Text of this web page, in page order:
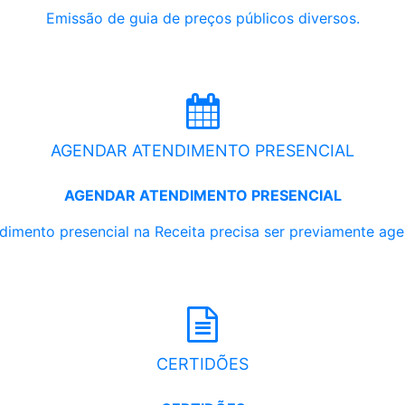
Emissão de guia de preços públicos diversos.
AGENDAR ATENDIMENTO PRESENCIAL
AGENDAR ATENDIMENTO PRESENCIAL
presencial na Receita precisa ser previamente
CERTIDÕES